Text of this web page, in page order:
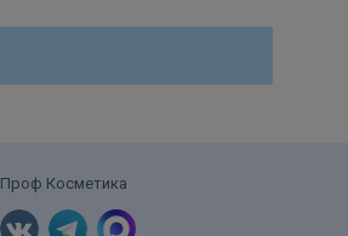
Проф Косметика